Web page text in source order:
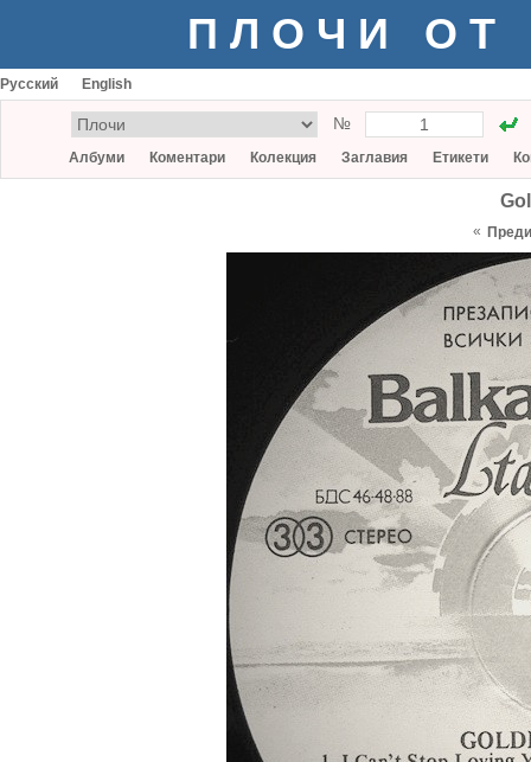
ПЛОЧИ ОТ
Русский English
№
Албуми Коментари Колекция Заглавия Етикети
«